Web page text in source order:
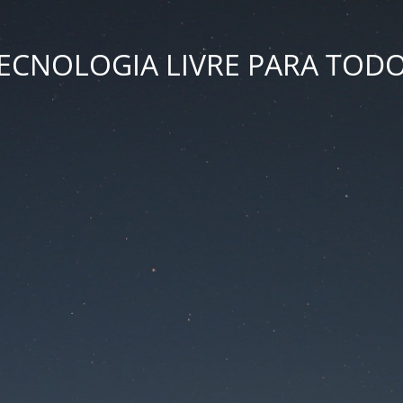
LIVRE PARA